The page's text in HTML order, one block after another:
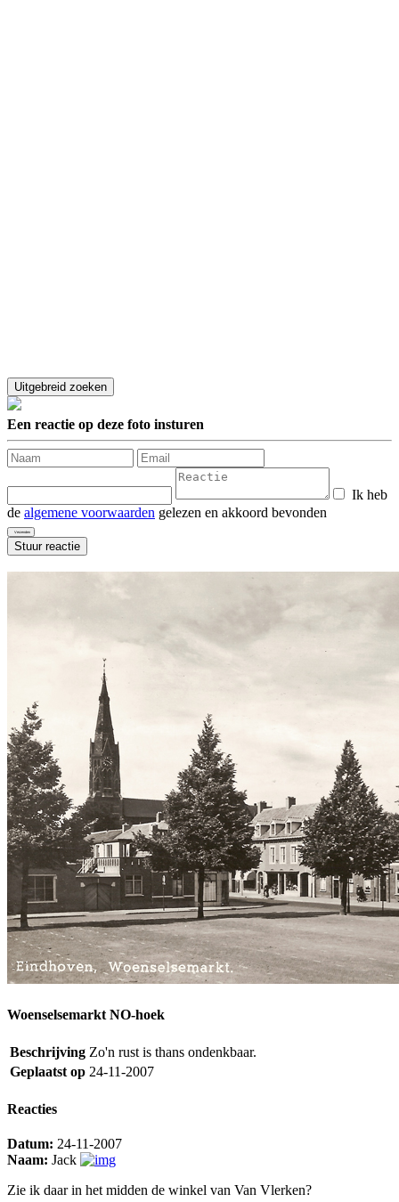
Een reactie op deze foto insturen
Ik heb
de algemene voorwaarden gelezen en akkoord bevonden
Woenselsemarkt NO-hoek
Beschrijving Zo'n rust is thans ondenkbaar.
Geplaatst op 24-11-2007
Reacties
Datum: 24-11-2007
Naam: Jack
Zie ik daar in het midden de winkel van Van Vlerken?